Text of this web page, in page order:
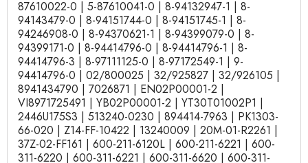
87610022-0 | 5-87610041-0 | 8-94132947-1 | 8-
94143479-0 | 8-94151744-0 | 8-94151745-1 | 8-
94246908-0 | 8-94370621-1 | 8-94399079-0 | 8-
94399171-0 | 8-94414796-0 | 8-94414796-1 | 8-
94414796-3 | 8-97111125-0 | 8-97172549-1 | 9-
94414796-0 | 02/800025 | 32/925827 | 32/926105 |
8941434790 | 7026871 | EN02P00001-2 |
VI8971725491 | YB02P00001-2 | YT30T01002P1 |
2446U175S3 | 513240-0230 | 894414-7963 | PK1303-
66-020 | Z14-FF-10422 | 13240009 | 20M-01-R2261 |
37Z-02-FF161 | 600-211-6120L | 600-211-6221 | 600-
311-6220 | 600-311-6221 | 600-311-6620 | 600-311-